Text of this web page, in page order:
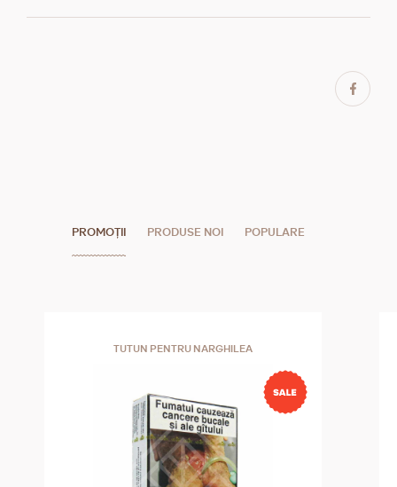
PROMOȚII PRODUSE NOI POPULARE
TUTUN PENTRU NARGHILEA